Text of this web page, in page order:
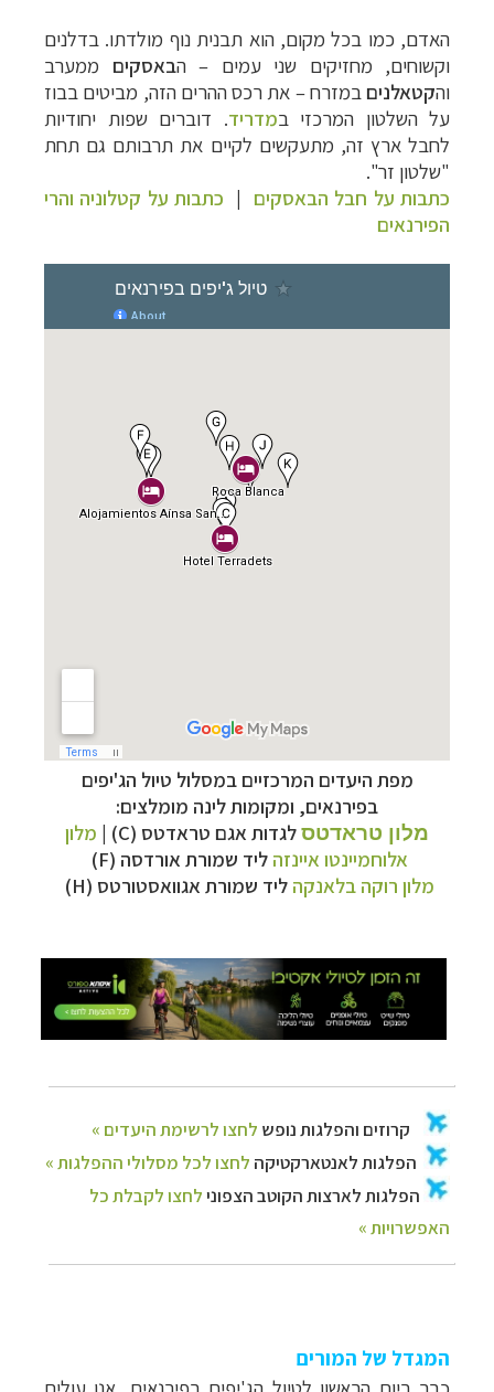
האדם, כמו בכל מקום, הוא תבנית נוף מולדתו. בדלנים
וקשוחים, מחזיקים שני עמים – הבאסקים ממערב
והקטאלנים במזרח– את רכס ההרים הזה, מביטים בבוז
על השלטון המרכזי במדריד. דוברים שפות יחודיות
לחבל ארץ זה, מתעקשים לקיים את תרבותם גם תחת
"שלטון זר".
כתבות על חבל הבאסקים | כתבות על קטלוניה והרי
הפירנאים
מפת היעדים המרכזיים במסלול טיול הג'יפים
בפירנאים, ומקומות לינה מומלצים:
מלון טראדטסלגדות אגם טראדטס (C) |
מלון
אלוחמיינטו איינזה ליד שמורת אורדסה (F)
מלון רוקה בלאנקה ליד שמורת אגוואסטורטס (H)
הפלגות לארצות הקוטב הצפוני
לחצו לקבלת כל
האפשרויות »
המגדל של המורים